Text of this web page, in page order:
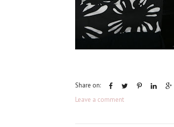
Share on:
Leave a comment